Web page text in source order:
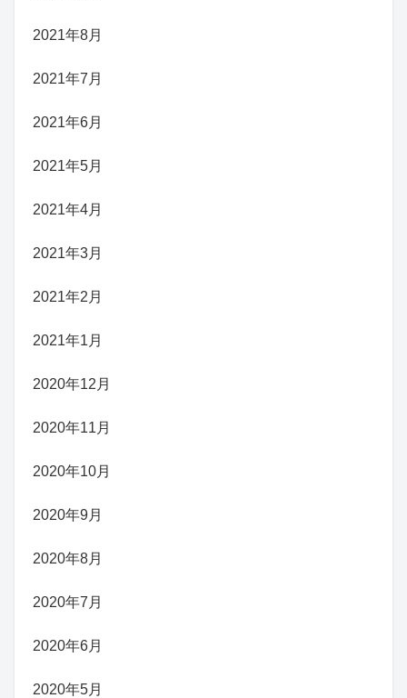
2021年8月
2021年7月
2021年6月
2021年5月
2021年4月
2021年3月
2021年2月
2021年1月
2020年12月
2020年11月
2020年10月
2020年9月
2020年8月
2020年7月
2020年6月
2020年5月